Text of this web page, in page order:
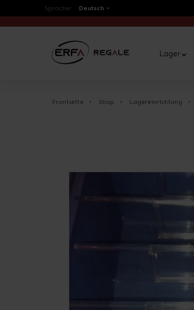
Sprache: Deutsch
Lager
Frontseite Shop Lagereinrichtung